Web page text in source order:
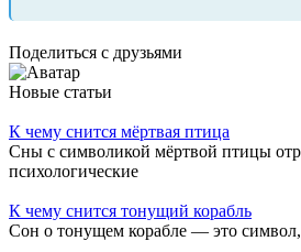
Поделиться с друзьями
Новые статьи
К чему снится мёртвая птица
Сны с символикой мёртвой птицы
психологические
К чему снится тонущий корабль
Сон о тонущем корабле — это